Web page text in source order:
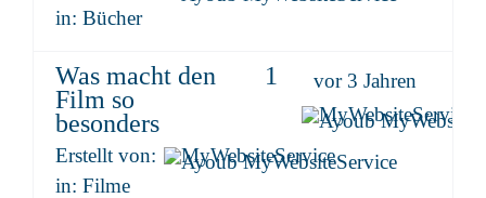
in: Bücher
Was macht den
Film so
besonders
Erstellt von:
MyWebsiteService
in: Filme
1
vor 3 Jahren
MyWebsiteService